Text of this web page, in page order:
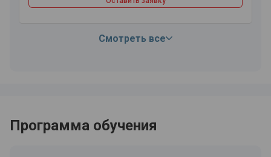
Смотреть все
Программа обучения